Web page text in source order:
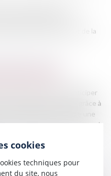
l’anticipation de la
d’une mesure de
de celle-ci à l’intérêt de la
FUTUR,
à toute personne d’anticiper
physique ou mentale grâce à
en désignant à l’avance une
) pour représenter l'auteur qui
cookies
techniques pour
du site, nous